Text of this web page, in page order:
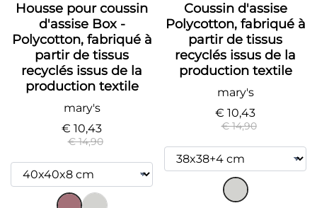
Housse pour coussin
d'assise Box -
Polycotton, fabriqué à
partir de tissus
recyclés issus de la
production textile
mary's
€ 10,43
€ 14,90
Coussin d'assise
Polycotton, fabriqué à
partir de tissus
recyclés issus de la
production textile
mary's
€ 10,43
€ 14,90